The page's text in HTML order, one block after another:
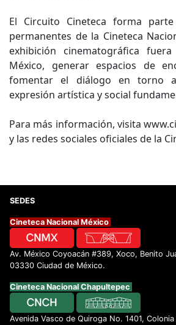
El Circuito Cineteca forma
permanentes de la Cineteca
exhibición cinematográfica
México, generar espacios de
fomentar el diálogo en torno
expresión artística y social
Para más información, visita
y las redes sociales oficiales de la
SEDES
Cineteca Nacional México
Av. México Coyoacán #389, Xoco, Benito
03330 Ciudad de México.
Cineteca Nacional Chapultepec
Avenida Vasco de Quiroga No. 1401, Colonia